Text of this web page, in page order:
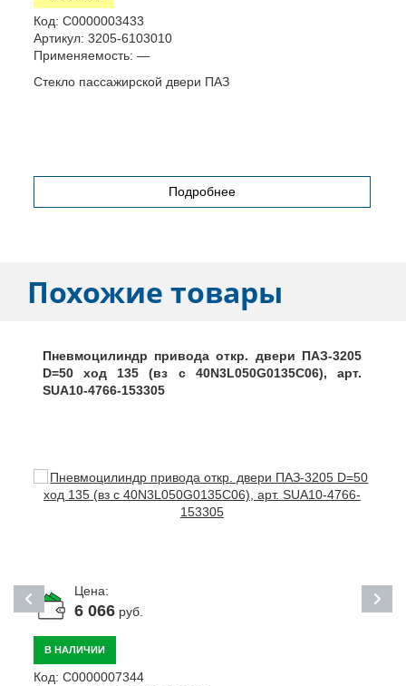
Код: С0000003433
Артикул: 3205-6103010
Применяемость: —
Стекло пассажирской двери ПАЗ
Подробнее
Похожие товары
Пневмоцилиндр привода откр. двери ПАЗ-3205
D=50 ход 135 (вз с 40N3L050G0135C06), арт.
SUA10-4766-153305
Цена:
6 066руб.
В НАЛИЧИИ
Код: С0000007344